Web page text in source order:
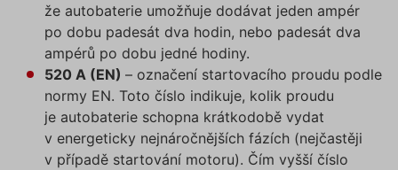
že autobaterie umožňuje dodávat jeden ampér
po dobu padesát dva hodin, nebo padesát dva
ampérů po dobu jedné hodiny.
520 A (EN) – označení startovacího proudu podle
normy EN. Toto číslo indikuje, kolik proudu
je autobaterie schopna krátkodobě vydat
v energeticky nejnáročnějších fázích (nejčastěji
v případě startování motoru). Čím vyšší číslo